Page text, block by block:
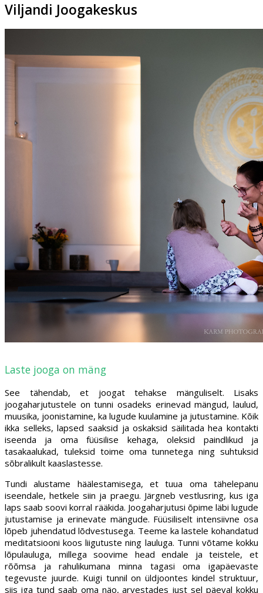
Viljandi Joogakeskus
Oled oodatud!
Laste jooga on mäng
See tähendab, et joogat tehakse mänguliselt. Lisaks
joogaharjutustele on tunni osadeks erinevad mängud, laulud,
muusika, joonistamine, ka lugude kuulamine ja jutustamine. Kõik
ikka selleks, lapsed saaksid ja oskaksid säilitada hea kontakti
iseenda ja oma füüsilise kehaga, oleksid paindlikud ja
tasakaalukad, tuleksid toime oma tunnetega ning suhtuksid
sõbralikult kaaslastesse.
Tundi alustame häälestamisega, et tuua oma tähelepanu
iseendale, hetkele siin ja praegu. Järgneb vestlusring, kus iga
laps saab soovi korral rääkida. Joogaharjutusi õpime läbi lugude
jutustamise ja erinevate mängude. Füüsiliselt intensiivne osa
lõpeb juhendatud lõdvestusega. Teeme ka lastele kohandatud
meditatsiooni koos liigutuste ning lauluga. Tunni võtame kokku
lõpulauluga, millega soovime head endale ja teistele, et
rõõmsa ja rahulikumana minna tagasi oma igapäevaste
tegevuste juurde. Kuigi tunnil on üldjoontes kindel struktuur,
siis iga tund saab oma näo, arvestades just sel päeval kokku